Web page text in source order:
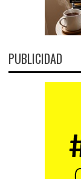
PUBLICIDAD